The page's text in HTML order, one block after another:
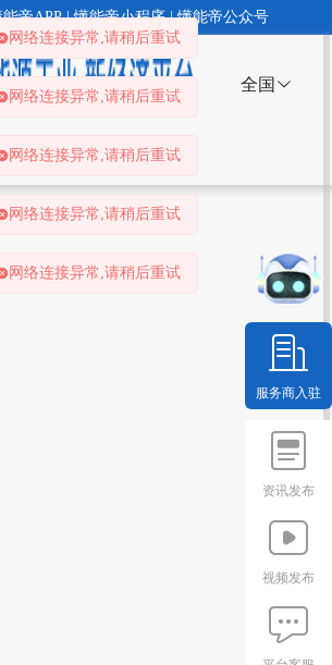
能帝APP | 懂能帝小程序 | 懂能帝公众号
全国
荐 资讯详情
服务商入驻
资讯发布
视频发布
网络连接异常,请稍后重试
网络连接异常,请稍后重试
网络连接异常,请稍后重试
网络连接异常,请稍后重试
网络连接异常,请稍后重试